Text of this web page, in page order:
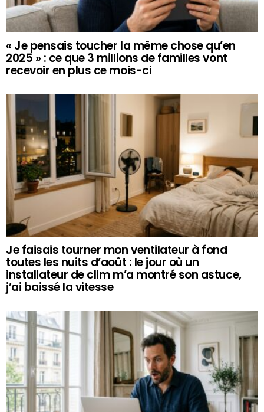
« Je pensais toucher la même chose qu’en
2025 » : ce que 3 millions de familles vont
recevoir en plus ce mois-ci
Je faisais tourner mon ventilateur à fond
toutes les nuits d’août : le jour où un
installateur de clim m’a montré son astuce,
j’ai baissé la vitesse